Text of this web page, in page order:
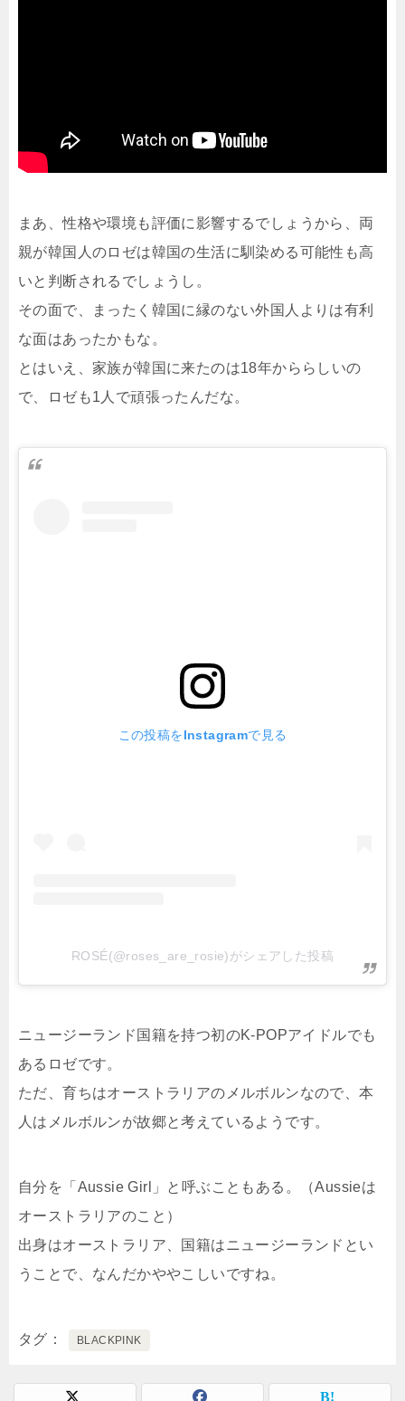
まあ、性格や環境も評価に影響するでしょうから、両
親が韓国人のロゼは韓国の生活に馴染める可能性も高
いと判断されるでしょうし。
その面で、まったく韓国に縁のない外国人よりは有利
な面はあったかもな。
とはいえ、家族が韓国に来たのは18年かららしいの
で、ロゼも1人で頑張ったんだな。
この投稿をInstagramで見る
ROSÉ(@roses_are_rosie)がシェアした投稿
ニュージーランド国籍を持つ初のK-POPアイドルでも
あるロゼです。
ただ、育ちはオーストラリアのメルボルンなので、本
人はメルボルンが故郷と考えているようです。
自分を「Aussie Girl」と呼ぶこともある。（Aussieは
オーストラリアのこと）
出身はオーストラリア、国籍はニュージーランドとい
うことで、なんだかややこしいですね。
タグ BLACKPINK